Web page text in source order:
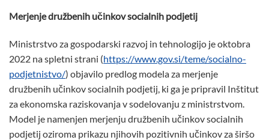
Merjenje družbenih učinkov socialnih podjetij
Ministrstvo za gospodarski razvoj in tehnologijo je oktobra
2022 na spletni strani (https://www.gov.si/teme/socialno-
podjetnistvo/) objavilo predlog modela za merjenje
družbenih učinkov socialnih podjetij, ki ga je pripravil Inštitut
za ekonomska raziskovanja v sodelovanju z ministrstvom.
Model je namenjen merjenju družbenih učinkov socialnih
podjetij oziroma prikazu njihovih pozitivnih učinkov za širšo